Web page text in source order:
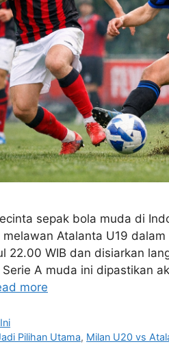
sepak bola muda di
Atalanta U19
22.00 WIB dan disiarkan
A muda ini dipastikan
more
Pilihan Utama, Milan U20 vs